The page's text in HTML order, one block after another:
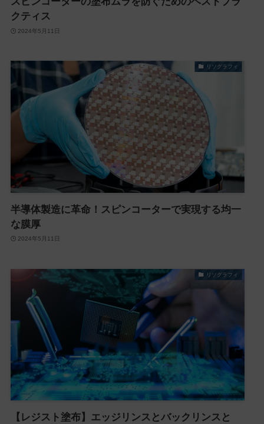
クティス
2024年5月11日
リソグラフィ
半導体製造に革命！スピンコーターで実現する均一
な膜厚
2024年5月11日
リソグラフィ
【レジスト塗布】エッジリンスとバックリンスと